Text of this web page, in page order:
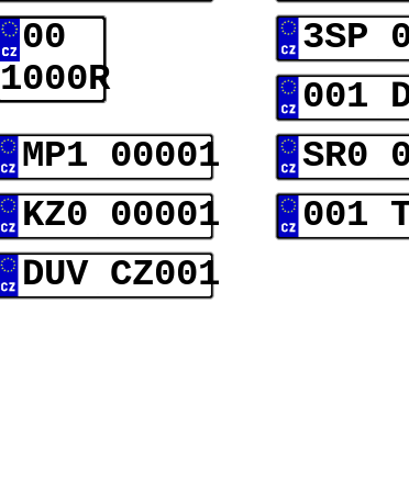
00
1000R
3SP
001
MP1 00001
SR0
KZ0 00001
001
DUV CZ001